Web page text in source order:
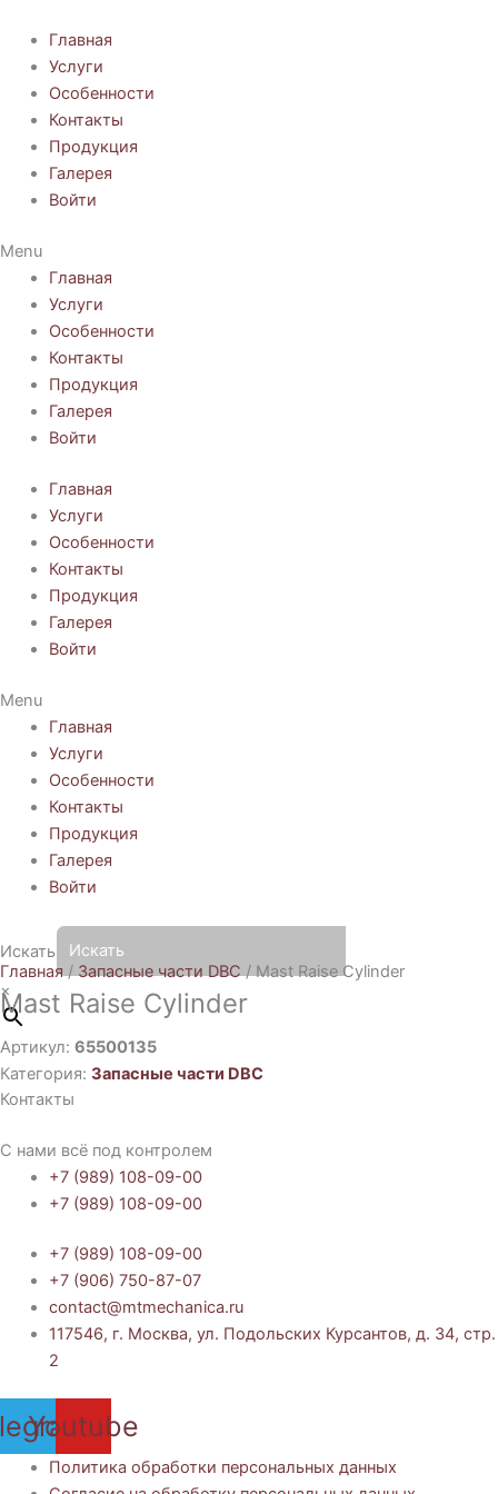
содержимому
Главная
Услуги
Особенности
Контакты
Продукция
Галерея
Войти
Menu
Главная
Услуги
Особенности
Контакты
Продукция
Галерея
Войти
Главная
Услуги
Особенности
Контакты
Продукция
Галерея
Войти
Menu
Главная
Услуги
Особенности
Контакты
Продукция
Галерея
Войти
Искать
×
Главная / Запасные части DBC / Mast Raise Cylinder
Mast Raise Cylinder
Артикул: 65500135
Категория: Запасные части DBC
Контакты
С нами всё под контролем
+7 (989) 108-09-00
+7 (989) 108-09-00
+7 (989) 108-09-00
+7 (906) 750-87-07
contact@mtmechanica.ru
117546, г. Москва, ул. Подольских Курсантов, д. 34, стр.
2
Youtube
Политика обработки персональных данных